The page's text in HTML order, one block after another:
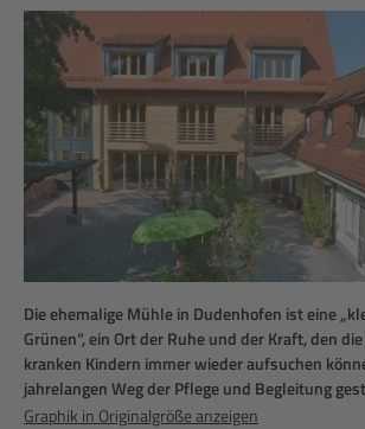
Die ehemalige Mühle in Dudenhofen ist eine
Grünen“, ein Ort der Ruhe und der Kraft, den
kranken Kindern immer wieder aufsuchen
jahrelangen Weg der Pflege und Begleitung
Graphik in Originalgröße anzeigen